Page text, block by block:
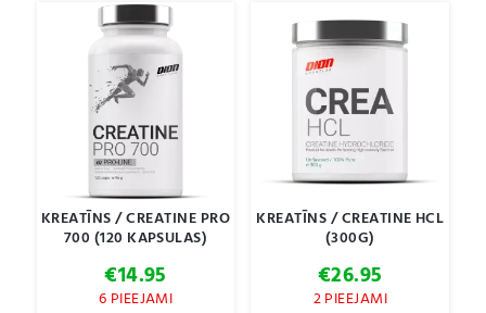
KREATĪNS / CREATINE PRO
700 (120 KAPSULAS)
€14.95
6 PIEEJAMI
KREATĪNS / CREATINE HCL
(300G)
€26.95
2 PIEEJAMI